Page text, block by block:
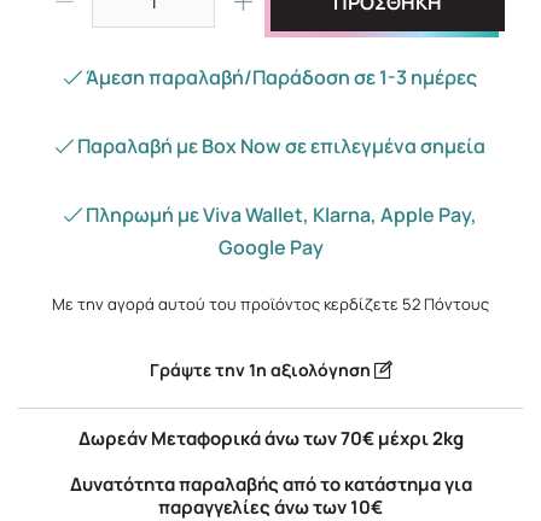
Άμεση παραλαβή/Παράδοση σε 1-3 ημέρες
Παραλαβή με Box Now σε επιλεγμένα σημεία
Πληρωμή με Viva Wallet, Klarna, Apple Pay,
Google Pay
Με την αγορά αυτού του προϊόντος κερδίζετε 52 Πόντους
Γράψτε την 1η αξιολόγηση
Δωρεάν Μεταφορικά άνω των 70€ μέχρι 2kg
Δυνατότητα παραλαβής από το κατάστημα για
παραγγελίες άνω των 10€